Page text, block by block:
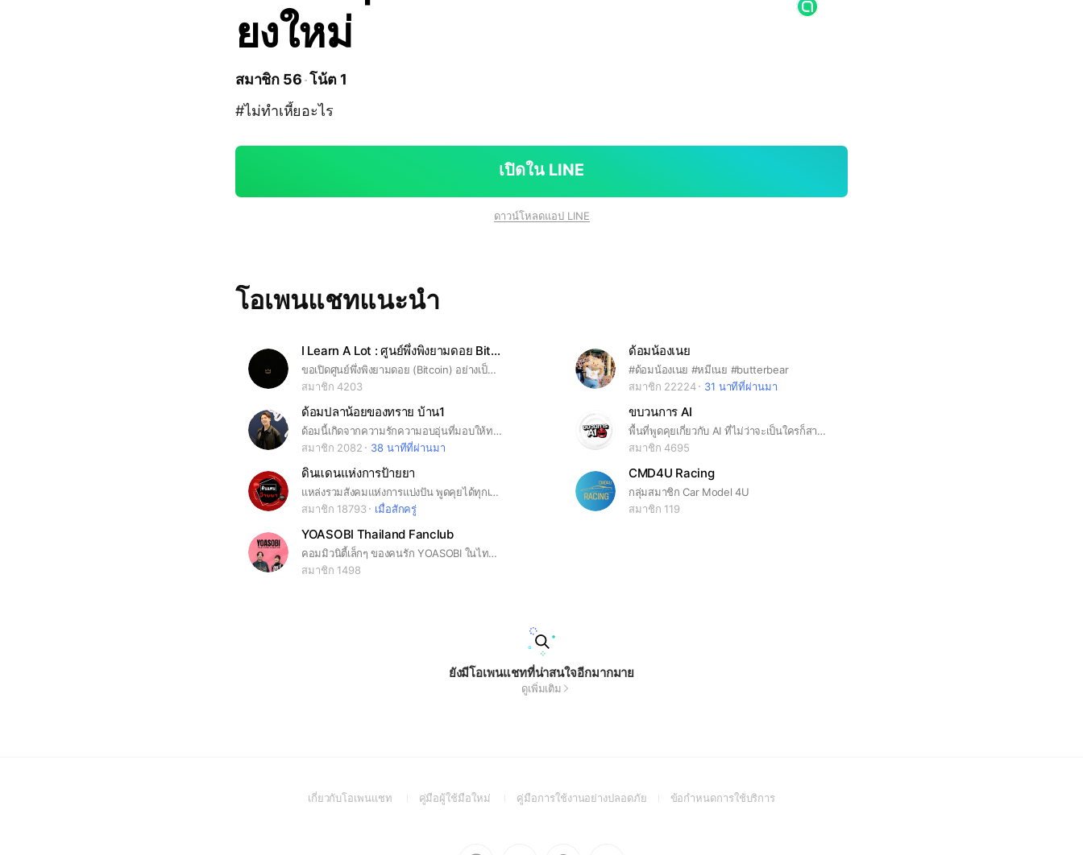
ยงใหม่
สมาชิก 56 โน้ต 1
#ไม่ทำเหี้ยอะไร
เปิดใน LINE
ดาวน์โหลดแอป LINE
โอเพนแชทแนะนำ
I Learn A Lot : ศูนย์พึ่งพิงยามดอย Bitcoin
ขอเปิดศูนย์พึ่งพิงยามดอย (Bitcoin) อย่างเป็นทางการนะครับ 🎆🎉🎊 🎯 จุดประสงค์กลุ่มคือ 1. ใครมีคำถามหรือปัญหาอะไรที่สงสัยเกี่ยวโลกของ Cyrptocurrency และ Bitcoin สามารถที่จะมาถามคนในกลุ่มได้นะครับช่วยๆกันตอบ . 2. เป็นพื้นที่ระบายสำหรับคนที่มีปัญหาด้านการลงทุนนะครับ ใครที่อยากระบายและหาทางแก้ไขจากคนในกลุ่มก็เชิญในนี้เลยครับ (แต่ถ้าใครอายก็ inbox ตรงที่เพจได้) . 3. พื้นที่แชร์ความรู้ด้านการลงทุนนะครับ ไม่ต้องจำกัดว่าจะต้องเป็นความรู้จากช่องผมนะครับ ใครมีข้อมูลดีๆ หรือใครทำค้อนเท้นแล้วคิดว่ามีแระโยชน์กับกลุ่มก็สามารถแชร์ได้เลยครับ . 4.กลุ่มนี้ไม่ใช่กลุ่มบอก Signal สัญญานซื้อ สัญญานขายดังนั้นใครถ้าว่าซื้อได้ยังขายได้ยัง ผมไม่ตอบนะครับ 🎯 กฎในกลุ่ม 1. ห้ามพูดเรื่องการเมือง สถาบันต่างๆ ภายในกลุ่ม พบเห็นครั้ง 1 จะเตือน ครั้งที่ 2 จะแบนโดยไม่แจ้งล่วงหน้า 2. ห้ามทะเลาะกัน หรือพูดจาหยาบคลายภายในกลุ่ม พบเห็นจะเตือนในครั้งแรก ครั้งที่ 2 แบนเช่นกัน 3. ห้ามส่งลิ๊งที่เกี่ยวกับการชักชวนให้ลงทุน การพนันต่างๆ เจอปุ๊บแบนทันที 4. ห้ามส่งลิ๊ง Ref. ทุกประเภทภายในกลุ่ม เพราะคุณกำลังเอาเปรียบในช่องทาง
สมาชิก 4203
ด้อมน้องเนย
#ด้อมน้องเนย #หมีเนย #butterbear
สมาชิก 22224
31 นาทีที่ผ่านมา
ด้อมปลาน้อยของทราย บ้าน1
ด้อมนี้เกิดจากความรักความอบอุ่นที่มอบให้ทรายสก๊อต
สมาชิก 2082
38 นาทีที่ผ่านมา
ขบวนการ AI
พื้นที่พูดคุยเกี่ยวกับ AI ที่ไม่ว่าจะเป็นใครก็สามารถเข้ามาพูดคุยกับได้ #AIRANGERS
สมาชิก 4695
ดินแดนแห่งการป้ายยา
แหล่งรวมสังคมแห่งการแบ่งปัน พูดคุยได้ทุกเรื่อง
สมาชิก 18793
เมื่อสักครู่
CMD4U Racing
กลุ่มสมาชิก Car Model 4U
สมาชิก 119
YOASOBI Thailand Fanclub
คอมมิวนิตี้เล็กๆ ของคนรัก YOASOBI ในไทย 💖 ต้อนรับทุกบทสนทนาเกี่ยวกับวง จะแปะเพลง แชร์ข่าว แปะมีม หรือหวีด ก็ตามสะดวก เพราะนี่คือพื้นที่ของคุณ 😀
สมาชิก 1498
ยังมีโอเพนแชทที่น่าสนใจอีกมากมาย
ดูเพิ่มเติม
เกี่ยวกับโอเพนแชท
(Openคู่มือผู้ใช้มือใหม่
(Openคู่มือการใช้งานอย่างปลอดภัย(Openข้อกำหนดการใช้บริการ(Open
Go Go